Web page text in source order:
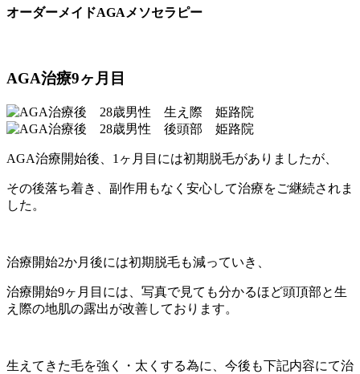
オーダーメイドAGAメソセラピー
AGA治療9ヶ月目
AGA治療開始後、1ヶ月目には初期脱毛がありましたが、
その後落ち着き、副作用もなく安心して治療をご継続されま
した。
治療開始2か月後には初期脱毛も減っていき、
治療開始9ヶ月目には、写真で見ても分かるほど頭頂部と生
え際の地肌の露出が改善しております。
生えてきた毛を強く・太くする為に、今後も下記内容にて治